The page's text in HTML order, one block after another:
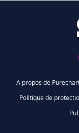
A propos de
Politique de